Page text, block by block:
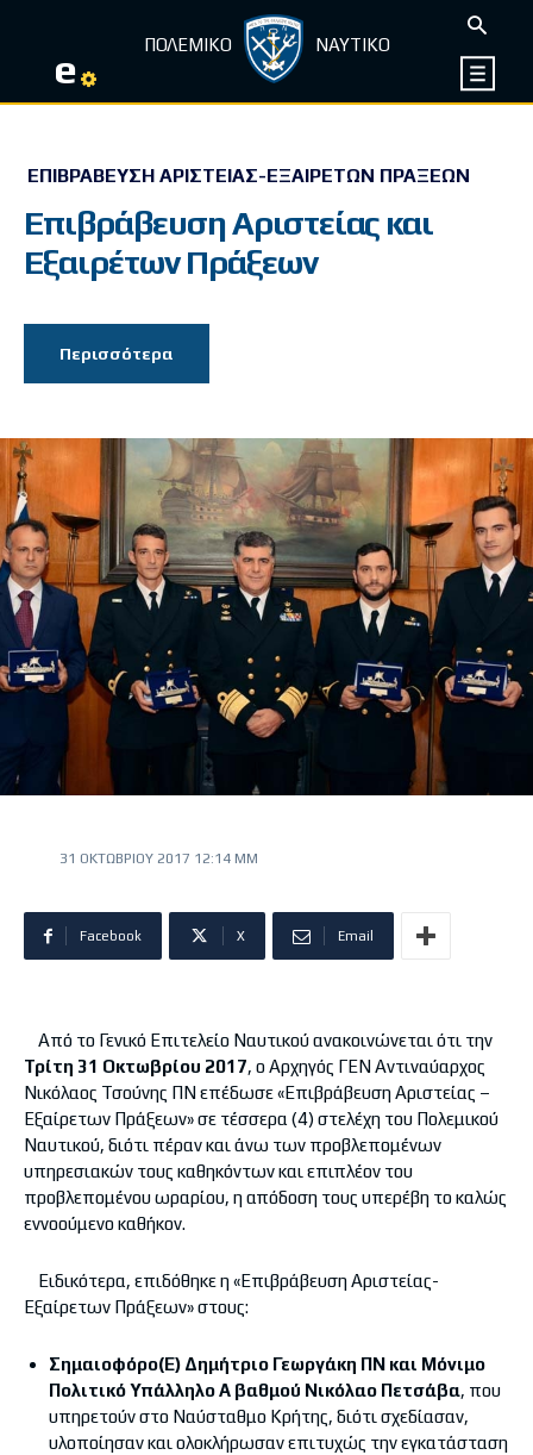
e ΠΟΛΕΜΙΚΟ ΝΑΥΤΙΚΟ
ΕΠΙΒΡΆΒΕΥΣΗ ΑΡΙΣΤΕΊΑΣ-ΕΞΑΊΡΕΤΩΝ ΠΡΆΞΕΩΝ
Επιβράβευση Αριστείας και
Εξαιρέτων Πράξεων
Περισσότερα
31 ΟΚΤΩΒΡΊΟΥ 2017 12:14 ΜΜ
Facebook X Email
Από το Γενικό Επιτελείο Ναυτικού ανακοινώνεται ότι την
Τρίτη 31 Οκτωβρίου 2017, ο Αρχηγός ΓΕΝ Αντιναύαρχος
Νικόλαος Τσούνης ΠΝ επέδωσε «Επιβράβευση Αριστείας –
Εξαίρετων Πράξεων» σε τέσσερα (4) στελέχη του Πολεμικού
Ναυτικού, διότι πέραν και άνω των προβλεπομένων
υπηρεσιακών τους καθηκόντων και επιπλέον του
προβλεπομένου ωραρίου, η απόδοση τους υπερέβη το καλώς
εννοούμενο καθήκον.
Ειδικότερα, επιδόθηκε η «Επιβράβευση Αριστείας-
Εξαίρετων Πράξεων» στους:
Σημαιοφόρο(Ε) Δημήτριο Γεωργάκη ΠΝ και Μόνιμο
Πολιτικό Υπάλληλο Α΄ βαθμού Νικόλαο Πετσάβα, που
υπηρετούν στο Ναύσταθμο Κρήτης, διότι σχεδίασαν,
υλοποίησαν και ολοκλήρωσαν επιτυχώς την εγκατάσταση